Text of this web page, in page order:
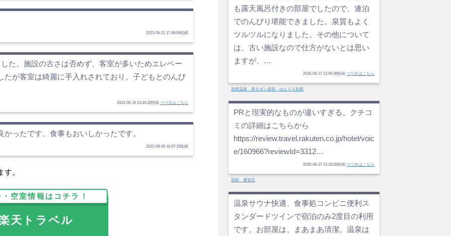
2023-09-21 17:48:54投稿
た。施設の古さは否めず、客室が多いためエレベー
たが客室は綺麗に手入れされており、子どもとのんび
2023-09-16 23:34:32投稿 つづきはこちら
ったです。食事もおいしかったです。
2023-09-09 18:47:15投稿
。
空室情報はコチラ！
トラベル
も露天風呂付きの部屋でしたので、連泊
でのんびり堪能できました。泉質もよく
ツルツルになりました。その他について
は、古い施設なので仕方がないとは思い
ますが、…
2026-06-27 22:54:38投稿 つづきはこちら
別府温泉 和モダン湯宿 ゆとりろ別府
PRと現実的なものが違いすぎる。クチコ
ミの詳細はこちらから
https://review.travel.rakuten.co.jp/hotel/voic
e/160966?reviewId=3312…
2026-06-27 21:18:20投稿 つづきはこちら
別府 豊泉荘
温泉サウナ快適、食事処コンビニ便利ス
タンダードツインで宿泊のみ2度目の利用
です。お部屋は、まあまあ清潔。温泉は